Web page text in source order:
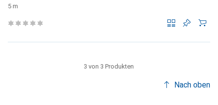
5 m
3 von 3 Produkten
Nach oben